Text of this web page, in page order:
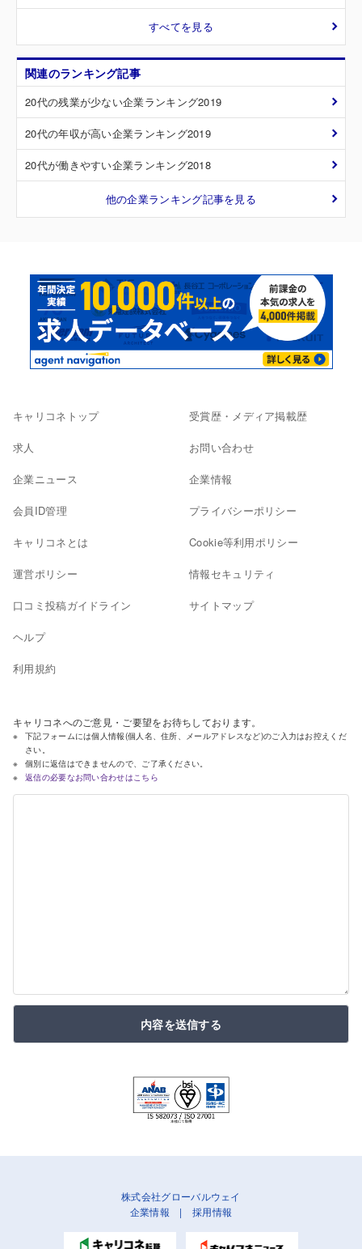
すべてを見る
関連のランキング記事
20代の残業が少ない企業ランキング2019
20代の年収が高い企業ランキング2019
20代が働きやすい企業ランキング2018
他の企業ランキング記事を見る
キャリコネトップ
求人
企業ニュース
会員ID管理
キャリコネとは
運営ポリシー
口コミ投稿ガイドライン
ヘルプ
利用規約
受賞歴・メディア掲載歴
お問い合わせ
企業情報
プライバシーポリシー
Cookie等利用ポリシー
情報セキュリティ
サイトマップ
キャリコネへのご意見・ご要望をお待ちしております。
下記フォームには個人情報(個人名、住所、メールアドレスなど)のご入力はお控えくだ
さい。
個別に返信はできませんので、ご了承ください。
返信の必要なお問い合わせはこちら
内容を送信する
株式会社グローバルウェイ
企業情報 | 採用情報